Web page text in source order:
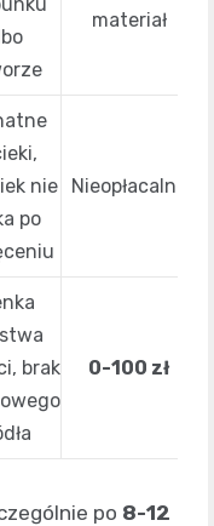
materiał
nie
po
Nieopłacalne
brak
0-100 zł
po 8-12